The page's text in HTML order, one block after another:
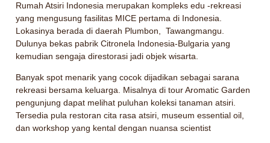
Rumah Atsiri Indonesia merupakan kompleks edu -rekreasi
yang mengusung fasilitas MICE pertama di Indonesia.
Lokasinya berada di daerah Plumbon, Tawangmangu.
Dulunya bekas pabrik Citronela Indonesia-Bulgaria yang
kemudian sengaja direstorasi jadi objek wisarta.
Banyak spot menarik yang cocok dijadikan sebagai sarana
rekreasi bersama keluarga. Misalnya di tour Aromatic Garden
pengunjung dapat melihat puluhan koleksi tanaman atsiri.
Tersedia pula restoran cita rasa atsiri, museum essential oil,
dan workshop yang kental dengan nuansa scientist